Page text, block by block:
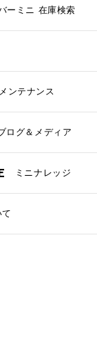
ーミニ 在庫検索
依頼
定依頼
メンテナンス
ログ＆メディア
購入者様の声
ミニナレッジ
ジ